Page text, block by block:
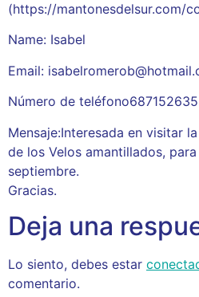
(https://mantonesdelsur.com/
Name: Isabel
Email:
Número de teléfono687152635
Mensaje:Interesada en visitar
de los Velos amantillados,
septiembre.
Gracias.
Deja una
Lo siento, debes estar
comentario.